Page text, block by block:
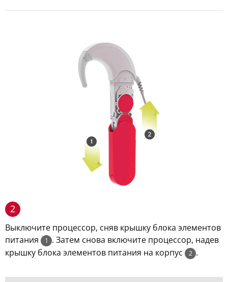
2
Выключите процессор, сняв крышку блока элементов
питания
1 . Затем снова включите процессор, надев
крышку блока элементов питания на корпус
2 .